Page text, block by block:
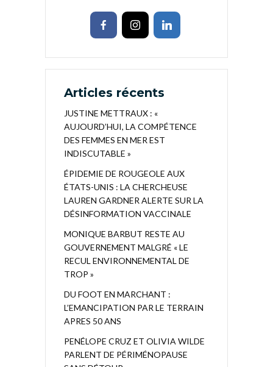
Articles récents
JUSTINE METTRAUX : «
AUJOURD’HUI, LA COMPÉTENCE
DES FEMMES EN MER EST
INDISCUTABLE »
ÉPIDEMIE DE ROUGEOLE AUX
ÉTATS-UNIS : LA CHERCHEUSE
LAUREN GARDNER ALERTE SUR LA
DÉSINFORMATION VACCINALE
MONIQUE BARBUT RESTE AU
GOUVERNEMENT MALGRÉ « LE
RECUL ENVIRONNEMENTAL DE
TROP »
DU FOOT EN MARCHANT :
L’EMANCIPATION PAR LE TERRAIN
APRES 50 ANS
PENÉLOPE CRUZ ET OLIVIA WILDE
PARLENT DE PÉRIMÉNOPAUSE